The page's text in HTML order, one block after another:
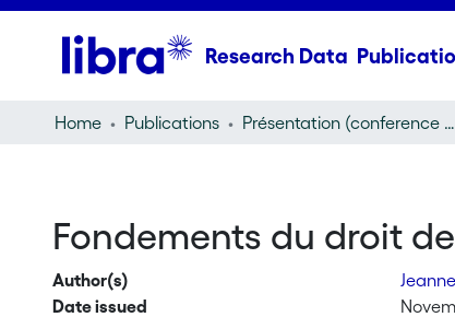
Research Data
Home Publications Présentation (conference presentation)
Fondements du droit
Author(s)
Date issued